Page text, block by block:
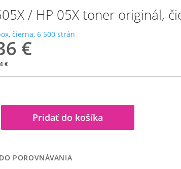
/ HP 05X toner originál,
čierna, 6 500 strán
€
€
Pridať do košíka
POROVNÁVANIA